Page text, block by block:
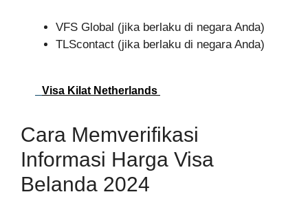
VFS Global (jika berlaku di negara Anda)
TLScontact (jika berlaku di negara Anda)
Visa Kilat Netherlands
Cara Memverifikasi
Informasi Harga Visa
Belanda 2024